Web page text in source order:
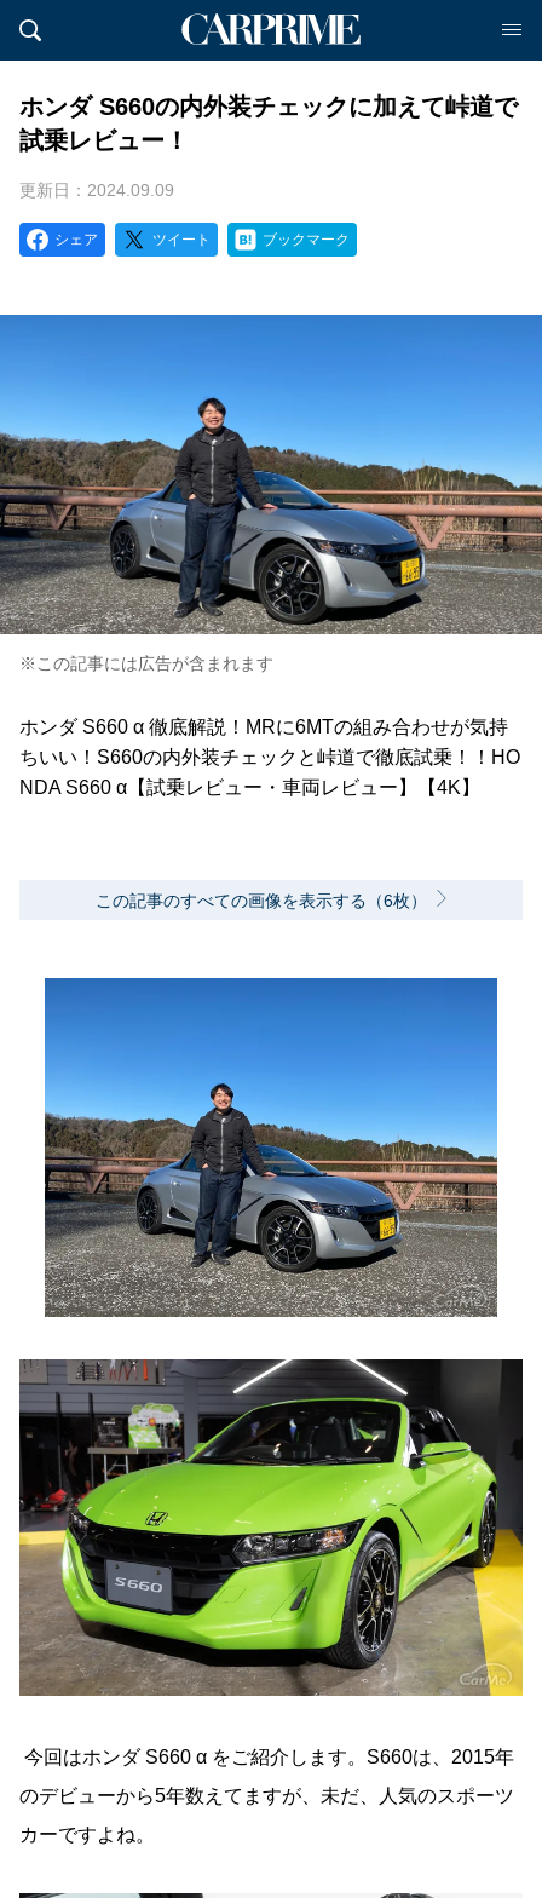
ホンダ S660の内外装チェックに加えて峠道で
試乗レビュー！
更新日：2024.09.09
シェア ツイート ブックマーク
※この記事には広告が含まれます
ホンダ S660 α 徹底解説！MRに6MTの組み合わせが気持
ちいい！S660の内外装チェックと峠道で徹底試乗！！HO
NDA S660 α【試乗レビュー・車両レビュー】【4K】
この記事のすべての画像を表示する（6枚）
今回はホンダ S660 α をご紹介します。S660は、2015年
のデビューから5年数えてますが、未だ、人気のスポーツ
カーですよね。